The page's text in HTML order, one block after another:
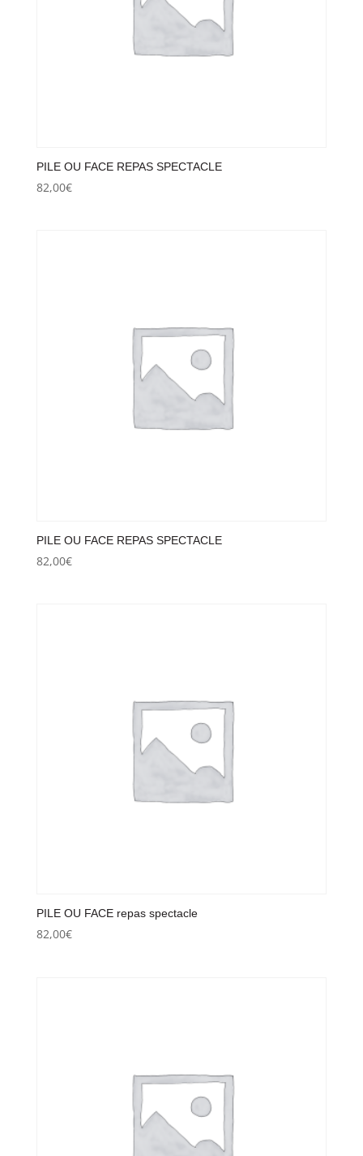
PILE OU FACE REPAS SPECTACLE
82,00€
PILE OU FACE REPAS SPECTACLE
82,00€
PILE OU FACE repas spectacle
82,00€